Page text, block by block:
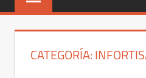
CATEGORÍA: